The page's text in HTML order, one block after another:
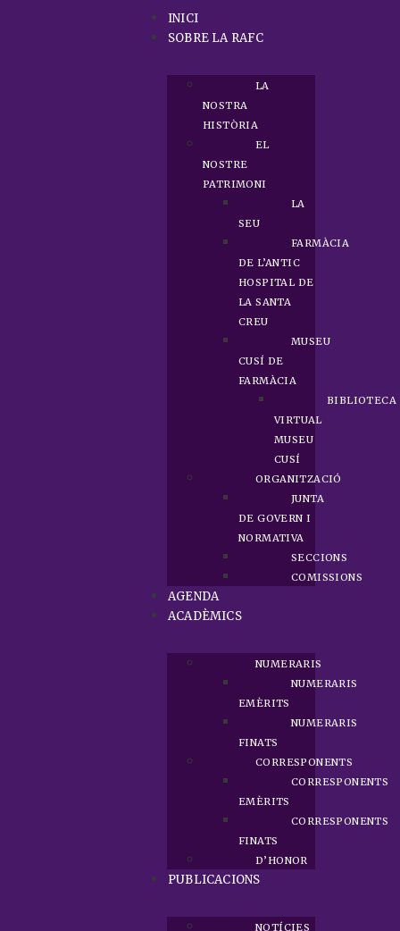
INICI
SOBRE LA RAFC
LA
NOSTRA
HISTÒRIA
EL
NOSTRE
PATRIMONI
LA
SEU
FARMÀCIA
DE L’ANTIC
HOSPITAL DE
LA SANTA
CREU
MUSEU
CUSÍ DE
FARMÀCIA
BIBLIOTECA
VIRTUAL
MUSEU
CUSÍ
ORGANITZACIÓ
JUNTA
DE GOVERN I
NORMATIVA
SECCIONS
COMISSIONS
AGENDA
ACADÈMICS
NUMERARIS
NUMERARIS
EMÈRITS
NUMERARIS
FINATS
CORRESPONENTS
CORRESPONENTS
EMÈRITS
CORRESPONENTS
FINATS
D’HONOR
PUBLICACIONS
NOTÍCIES